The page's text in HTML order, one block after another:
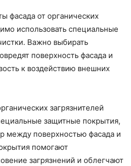
фасада от органических
использовать специальные
Важно выбирать
поверхность фасада и
к воздействию внешних
загрязнителей
защитные покрытия,
между поверхностью фасада и
помогают
загрязнений и облегчают